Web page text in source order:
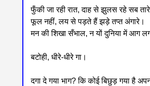
फुँकी जा रही रात, दाह से झुलस रहे सब
फूल नहीं, लय से पड़ते हैं झड़े तप्त अंगारे।
मन की शिखा सँभाल, न यों दुनिया में आग
बटोही, धीरे-धीरे गा।
दगा दे गया भाग? कि कोई बिछुड़ गया है